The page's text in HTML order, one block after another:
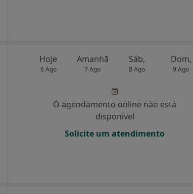
Hoje
6 Ago
Amanhã
7 Ago
Sáb,
8 Ago
Dom,
9 Ago
O agendamento online não está
disponível
Solicite um atendimento